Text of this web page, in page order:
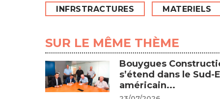
INFRSTRACTURES MATERIELS
SUR LE MÊME THÈME
Bouygues
s’étend dans le Sud-
américain...